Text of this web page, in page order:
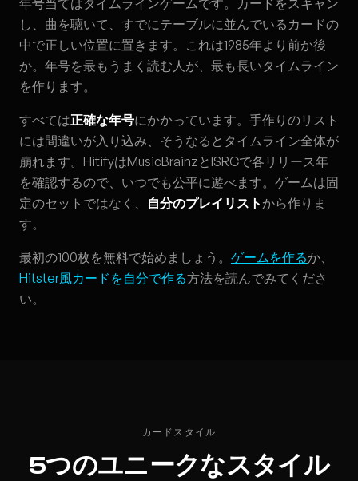
年号当てはタイムラインゲームです。カードをスキャン
し、曲を聴いて、すでにテーブルに並んでいるカードの
中で正しい位置に置きます。これは1985年より前か後
か。年号を最もうまく読む人が、最も長いタイムライン
を作ります。
すべては正確な年号にかかっています。手作りのリスト
には間違いが入り込み、そうなるとタイムライン全体が
崩れます。HitifyはMusicBrainzとISRCで各リリース年
を確認するので、いつでも公平に遊べます。ゲームは固
定のセットではなく、 自分のプレイリストから作りま
す。
最初の100枚を無料で始めましょう。 ゲームを作るか、
Hitster風カードを自分で作る方法を読んでみてくださ
い。
カードスタイル
5つのユニークなスタイル